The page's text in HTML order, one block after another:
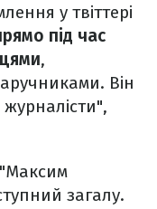
у твіттері
під час
,
Він
"Максим
загалу.